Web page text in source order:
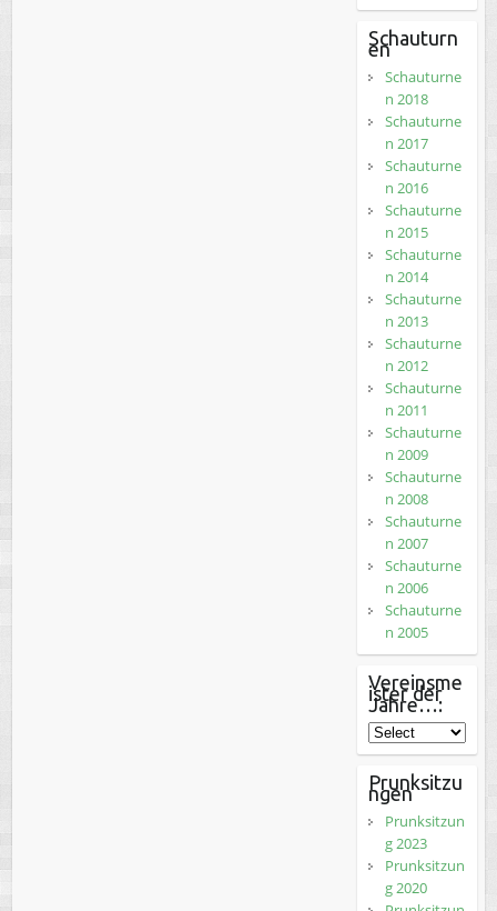
Schauturn
en
Schauturne
n 2018
Schauturne
n 2017
Schauturne
n 2016
Schauturne
n 2015
Schauturne
n 2014
Schauturne
n 2013
Schauturne
n 2012
Schauturne
n 2011
Schauturne
n 2009
Schauturne
n 2008
Schauturne
n 2007
Schauturne
n 2006
Schauturne
n 2005
Vereinsme
ister der
Jahre…:
Prunksitzu
ngen
Prunksitzun
g 2023
Prunksitzun
g 2020